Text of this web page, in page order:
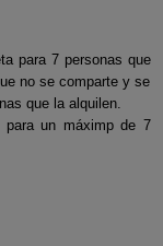
para 7 personas que
no se comparte y se
que la alquilen.
para un máximp de 7